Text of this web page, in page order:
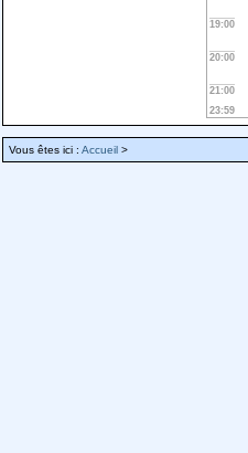
19:00
20:00
21:00
23:59
Vous êtes ici : Accueil >